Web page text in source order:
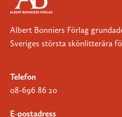
Albert Bonniers Förlag
Sveriges största skönlitterära
Telefon
08-696 86 20
E-postadress